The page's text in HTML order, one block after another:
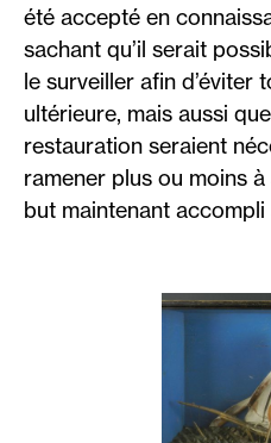
été accepté en
sachant qu’il serait
le surveiller afin d’éviter
ultérieure, mais aussi
restauration seraient
ramener plus ou moins
but maintenant accompli